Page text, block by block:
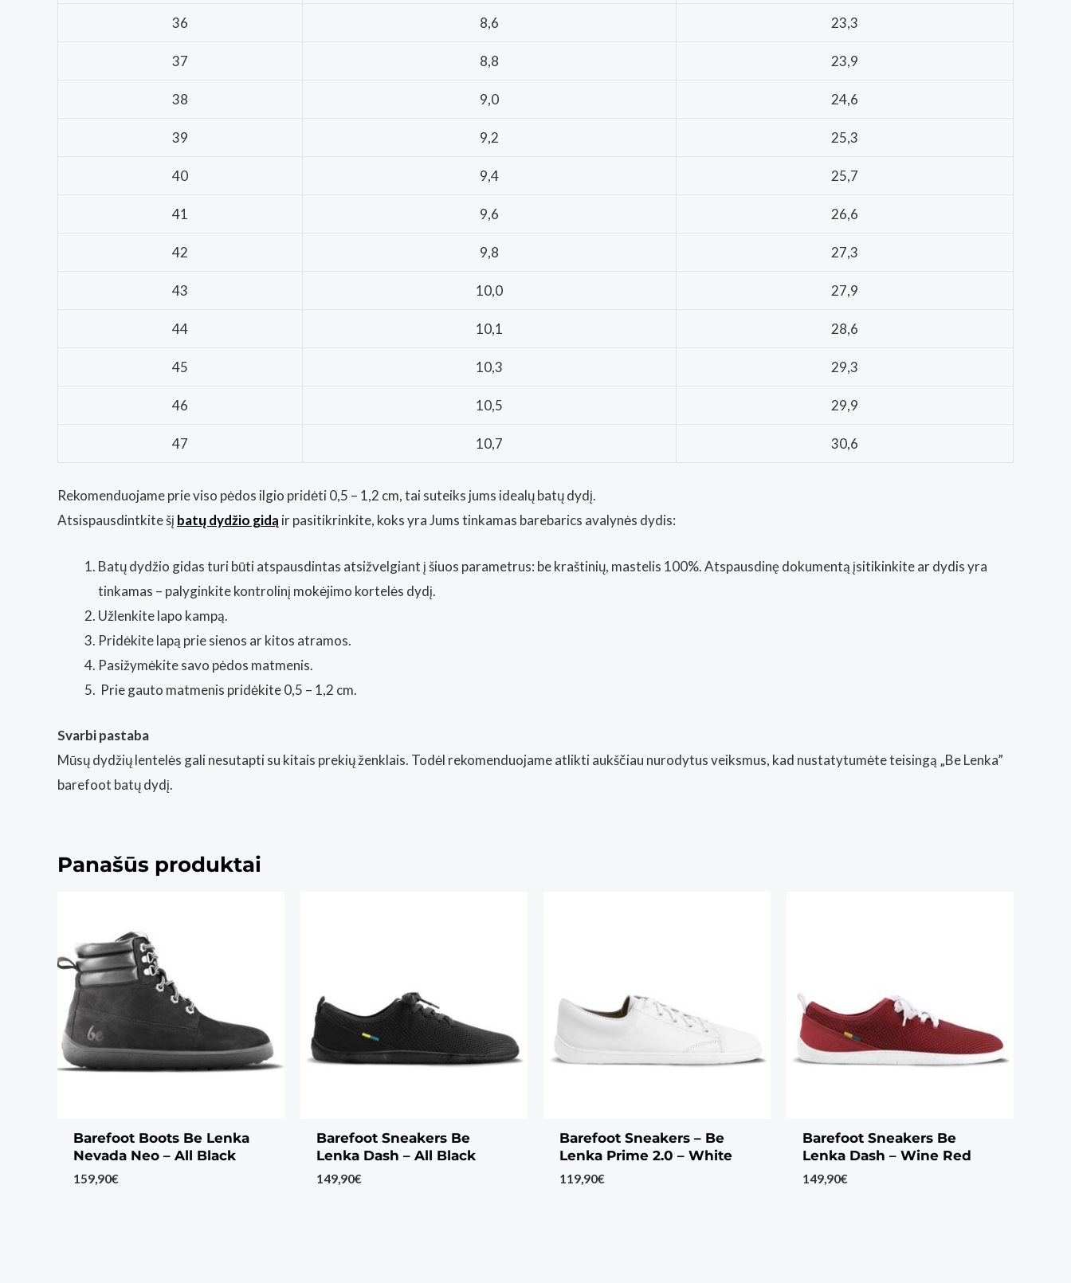
36 8,6 23,3
37 8,8 23,9
38 9,0 24,6
39 9,2 25,3
40 9,4 25,7
41 9,6 26,6
42 9,8 27,3
43 10,0 27,9
44 10,1 28,6
45 10,3 29,3
46 10,5 29,9
47 10,7 30,6
Rekomenduojame prie viso pėdos ilgio pridėti 0,5 – 1,2 cm, tai suteiks jums idealų batų dydį.
Atsispausdintkite šį batų dydžio gidą ir pasitikrinkite, koks yra Jums tinkamas barebarics avalynės dydis:
Batų dydžio gidas turi būti atspausdintas atsižvelgiant į šiuos parametrus: be kraštinių, mastelis 100%. Atspausdinę dokumentą įsitikinkite ar dydis yra
tinkamas – palyginkite kontrolinį mokėjimo kortelės dydį.
Užlenkite lapo kampą.
Pridėkite lapą prie sienos ar kitos atramos.
Pasižymėkite savo pėdos matmenis.
Prie gauto matmenis pridėkite 0,5 – 1,2 cm.
Svarbi pastaba
Mūsų dydžių lentelės gali nesutapti su kitais prekių ženklais. Todėl rekomenduojame atlikti aukščiau nurodytus veiksmus, kad nustatytumėte teisingą „Be Lenka”
barefoot batų dydį.
Panašūs produktai
Barefoot Boots Be Lenka
Nevada Neo – All Black
159,90€
Barefoot Sneakers Be
Lenka Dash – All Black
149,90€
Barefoot Sneakers – Be
Lenka Prime 2.0 – White
119,90€
Barefoot Sneakers Be
Lenka Dash – Wine Red
149,90€